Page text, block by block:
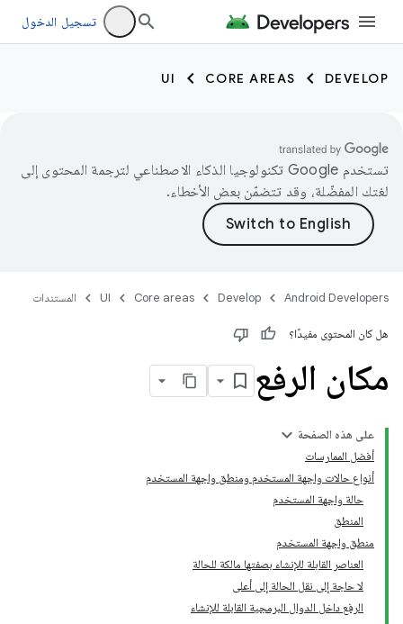
تسجيل الدخول
DEVELOP
CORE AREAS
UI
تستخدم Google تكنولوجيا الذكاء الاصطناعي لترجمة المحتوى إلى
لغتك المفضّلة، وقد تتضمّن بعض الأخطاء.
Android Developers
Develop
Core areas
UI المستندات
هل كان المحتوى مفيدًا؟
مكان الرفع
على هذه الصفحة
أفضل الممارسات
أنواع حالات واجهة المستخدم ومنطق واجهة المستخدم
حالة واجهة المستخدم
المنطق
منطق واجهة المستخدم
العناصر القابلة للإنشاء بصفتها مالكة للحالة
لا حاجة إلى نقل الحالة إلى أعلى
الرفع داخل الدوال البرمجية القابلة للإنشاء